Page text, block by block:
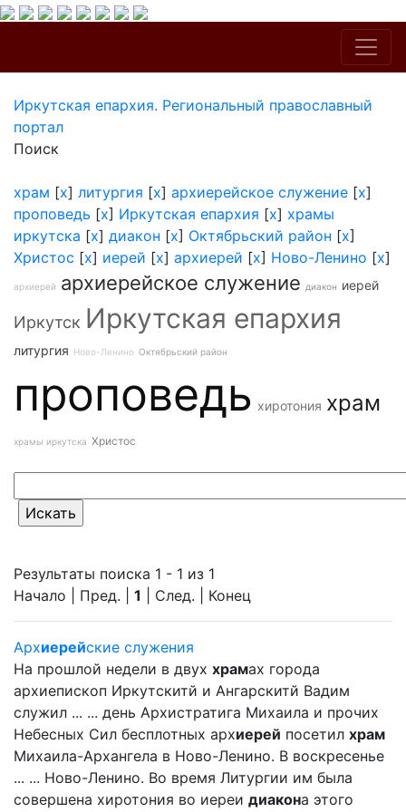
Иркутская епархия. Региональный православный
портал
Поиск
храм [x] литургия [x] архиерейское служение [x]
проповедь [x] Иркутская епархия [x] храмы
иркутска [x] диакон [x] Октябрьский район [x]
Христос [x] иерей [x] архиерей [x] Ново-Ленино [x]
архиерей архиерейское служение диакон иерей
Иркутск Иркутская епархия
литургия Ново-Ленино Октябрьский район
проповедь хиротония храм
храмы иркутска Христос
Результаты поиска 1 - 1 из 1
Начало | Пред. | 1 | След. | Конец
Архиерейские служения
На прошлой недели в двух храмах города
архиепископ Иркутскитй и Ангарскитй Вадим
служил ... ... день Архистратига Михаила и прочих
Небесных Сил бесплотных архиерей посетил храм
Михаила-Архангела в Ново-Ленино. В воскресенье
... ... Ново-Ленино. Во время Литургии им была
совершена хиротония во иереи диакона этого